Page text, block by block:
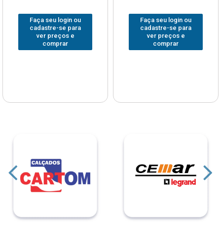
Faça seu login ou
cadastre-se para
ver preços e
comprar
Faça seu login ou
cadastre-se para
ver preços e
comprar